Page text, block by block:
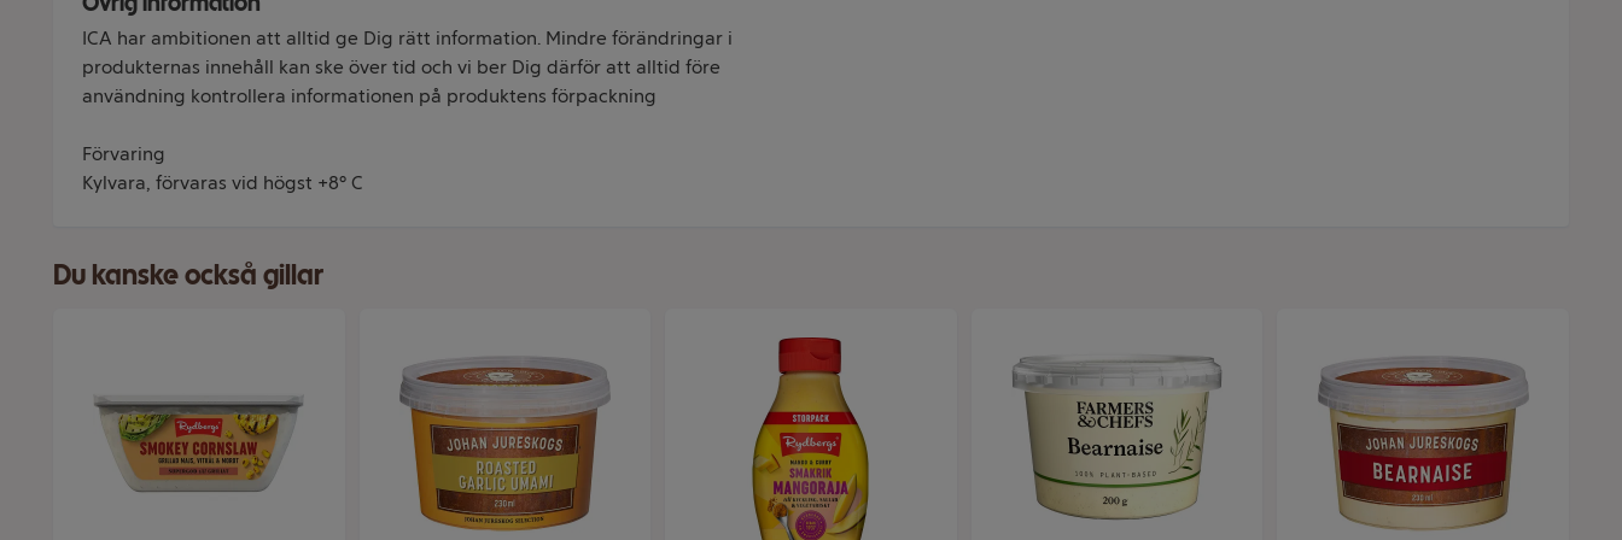
ICA har ambitionen att alltid ge Dig rätt information. Mindre förändringar i
produkternas innehåll kan ske över tid och vi ber Dig därför att alltid före
användning kontrollera informationen på produktens förpackning
Förvaring
Kylvara, förvaras vid högst +8° C
Du kanske också gillar